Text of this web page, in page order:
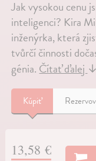
Jak vysokou cenu
inteligenci? Kira
inženýrka, která
tvůrčí činnosti
génia. Čítať ďalej ↓
Kúpiť
13,58 €